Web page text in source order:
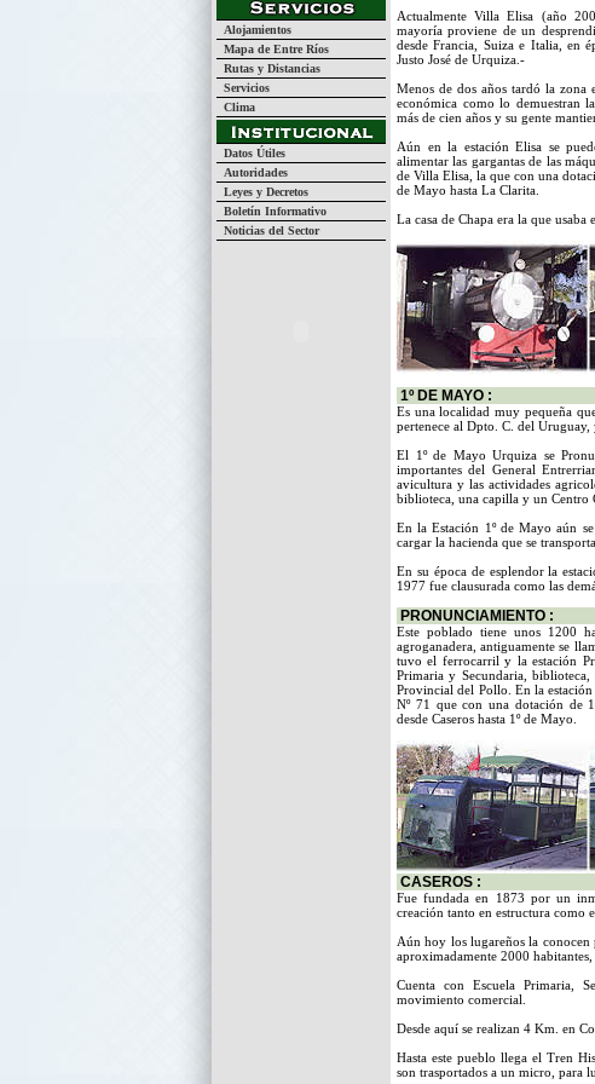
Alojamientos
Mapa de Entre Ríos
Rutas y Distancias
Servicios
Clima
Datos Útiles
Autoridades
Leyes y Decretos
Boletín Informativo
Noticias del Sector
Actualmente Villa Elisa (año
mayoría proviene de un
desde Francia, Suiza e Italia, en
Justo José de Urquiza.-
Menos de dos años tardó la
económica como lo demuestran
más de cien años y su gente
Aún en la estación Elisa se
alimentar las gargantas de las
de Villa Elisa, la que con una
de Mayo hasta La Clarita.
La casa de Chapa era la que usaba
1º DE MAYO :
Es una localidad muy pequeña
pertenece al Dpto. C. del
El 1º de Mayo Urquiza se
importantes del General
avicultura y las actividades
biblioteca, una capilla y un Centro
En la Estación 1º de Mayo aún
cargar la hacienda que se
En su época de esplendor la
1977 fue clausurada como las
PRONUNCIAMIENTO :
Este poblado tiene unos 1200
agroganadera, antiguamente se
tuvo el ferrocarril y la estación
Primaria y Secundaria,
Provincial del Pollo. En la
Nº 71 que con una dotación de
desde Caseros hasta 1º de Mayo.
CASEROS :
Fue fundada en 1873 por un
creación tanto en estructura como
Aún hoy los lugareños la conocen
aproximadamente 2000
Cuenta con Escuela Primaria,
movimiento comercial.
Desde aquí se realizan 4 Km. en
Hasta este pueblo llega el Tren
son trasportados a un micro, para